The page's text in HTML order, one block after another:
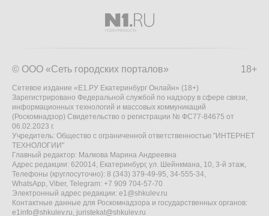
18+
© ООО «Сеть городских порталов»
Сетевое издание «Е1.РУ Екатеринбург Онлайн» (18+)
Зарегистрировано Федеральной службой по надзору в сфере связи,
информационных технологий и массовых коммуникаций
(Роскомнадзор) Свидетельство о регистрации № ФС77-84675 от
06.02.2023 г.
Учредитель: Общество с ограниченной ответственностью "ИНТЕРНЕТ
ТЕХНОЛОГИИ"
Главный редактор: Малкова Марина Андреевна
Адрес редакции: 620014, Екатеринбург, ул. Шейнкмана, 10, 3-й этаж,
Телефоны (круглосуточно): 8 (343) 379-49-95, 34-555-34,
WhatsApp, Viber, Telegram: +7 909 704-57-70
Электронный адрес редакции: e1@shkulev.ru
Контактные данные для Роскомнадзора и государственных органов:
e1info@shkulev.ru, juristekat@shkulev.ru